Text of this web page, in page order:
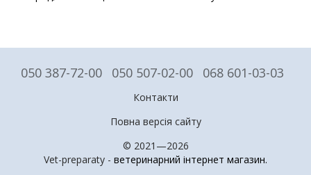
050 387-72-00 050 507-02-00 068 601-03-03
Контакти
Повна версія сайту
© 2021—2026
Vet-preparaty - ветеринарний інтернет магазин.